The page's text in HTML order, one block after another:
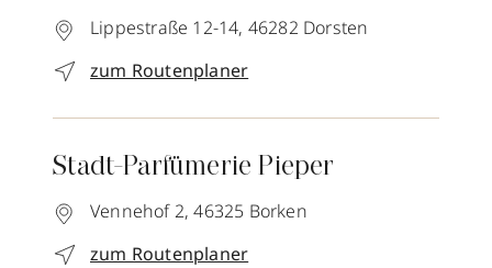
Lippestraße 12-14, 46282 Dorsten
zum Routenplaner
Stadt-Parfümerie Pieper
Vennehof 2, 46325 Borken
zum Routenplaner